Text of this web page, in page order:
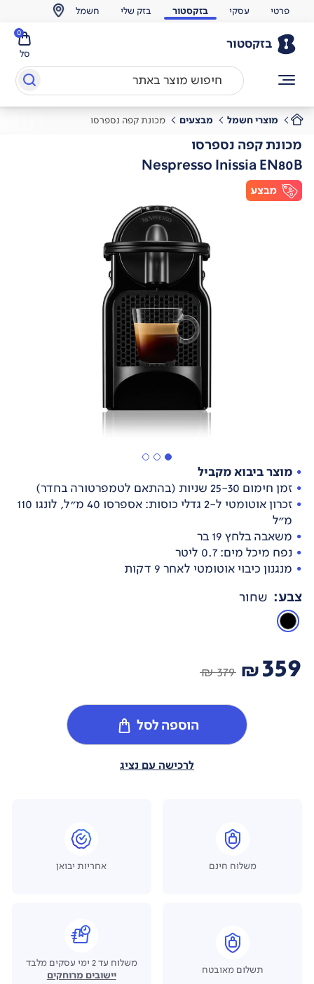
פרטי עסקי בזקסטור בזק שלי חשמל
בזקסטור
סל
0
מוצרי חשמל מבצעים מכונת קפה נספרסו
מכונת קפה נספרסו
Nespresso Inissia EN80B
מוצר ביבוא מקביל
זמן חימום 25-30 שניות (בהתאם לטמפרטורה בחדר)
זכרון אוטומטי ל-2 גדלי כוסות: אספרסו 40 מ"ל, לונגו 110
מ"ל
משאבה בלחץ 19 בר
נפח מיכל מים: 0.7 ליטר
מנגנון כיבוי אוטומטי לאחר 9 דקות
צבע: שחור
359
₪
379 ₪
הוספה לסל
לרכישה עם נציג
משלוח חינם אחריות יבואן
תשלום מאובטח
משלוח עד 2 ימי עסקים מלבד
יישובים מרוחקים